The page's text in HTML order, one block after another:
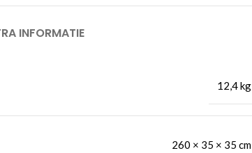
INFORMATIE
12,4 kg
260 × 35 × 35 cm